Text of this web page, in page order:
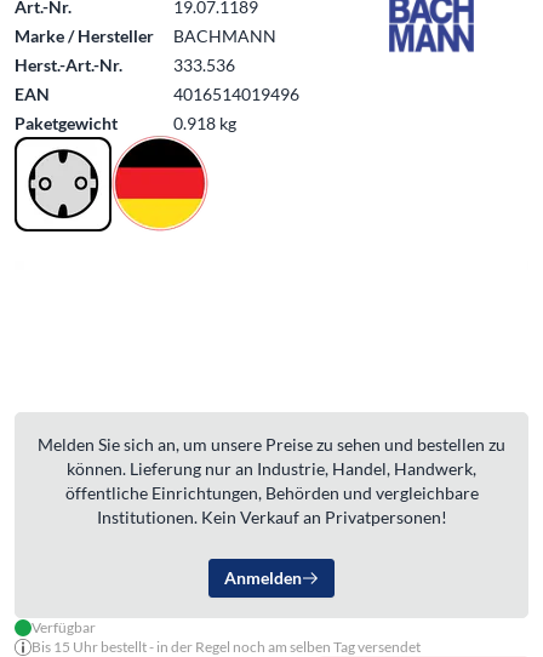
Art.-Nr.
19.07.1189
Marke / Hersteller
BACHMANN
Herst.-Art.-Nr.
333.536
EAN
4016514019496
Paketgewicht
0.918 kg
Melden Sie sich an, um unsere Preise zu sehen und bestellen zu
können. Lieferung nur an Industrie, Handel, Handwerk,
öffentliche Einrichtungen, Behörden und vergleichbare
Institutionen. Kein Verkauf an Privatpersonen!
Anmelden
Verfügbar
Bis 15 Uhr bestellt - in der Regel noch am selben Tag versendet